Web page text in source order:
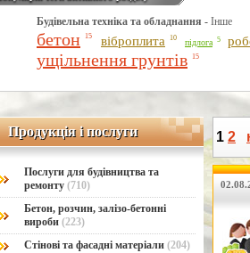
Line Number: 42
Будівельна техніка та обладнання - Інше
бетон 15 віброплита 10 підлога 5
ущільнення грунтів 15
Продукція і послуги
Продукція і послуги
Послуги для будівництва та
ремонту (710)
Бетон, розчин, залізо-бетонні
вироби (223)
Стінові та фасадні матеріали (204)
1 2